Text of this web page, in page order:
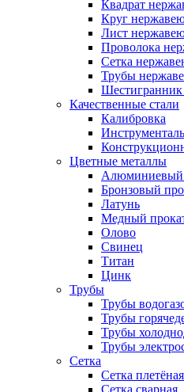
Квадрат
Круг
Лист
Проволока
Сетка
Трубы
Качественные стали
Калибровка
Цветные металлы
Алюминиевый
Бронзовый
Латунь
Медный
Олово
Свинец
Титан
Цинк
Трубы
Трубы
Трубы
Трубы
Трубы
Сетка
Сетка плетёная
Сетка сварная